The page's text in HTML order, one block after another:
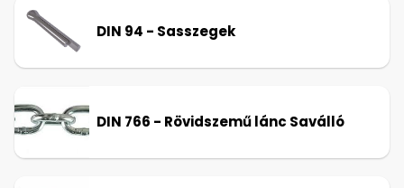
DIN 94 - Sasszegek
DIN 766 - Rövidszemű lánc Saválló